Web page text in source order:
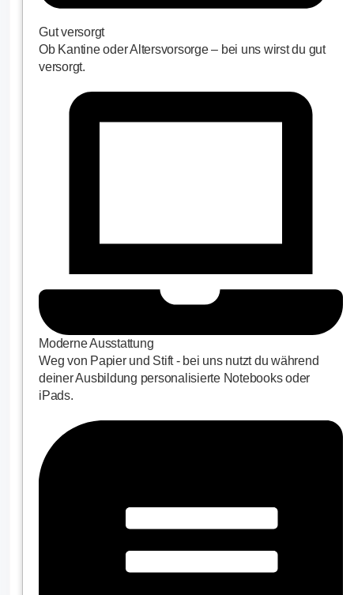
Gut versorgt
Ob Kantine oder Altersvorsorge – bei uns wirst du gut
versorgt.
Moderne Ausstattung
Weg von Papier und Stift - bei uns nutzt du während
deiner Ausbildung personalisierte Notebooks oder
iPads.